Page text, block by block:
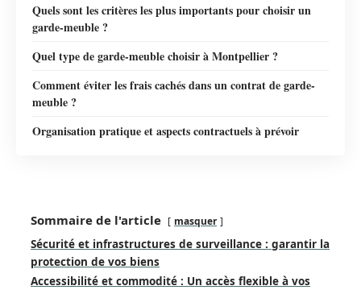
Quels sont les critères les plus importants pour choisir un
garde-meuble ?
Quel type de garde-meuble choisir à Montpellier ?
Comment éviter les frais cachés dans un contrat de garde-
meuble ?
Organisation pratique et aspects contractuels à prévoir
Sommaire de l'article masquer
Sécurité et infrastructures de surveillance : garantir la
protection de vos biens
Accessibilité et commodité : Un accès flexible à vos